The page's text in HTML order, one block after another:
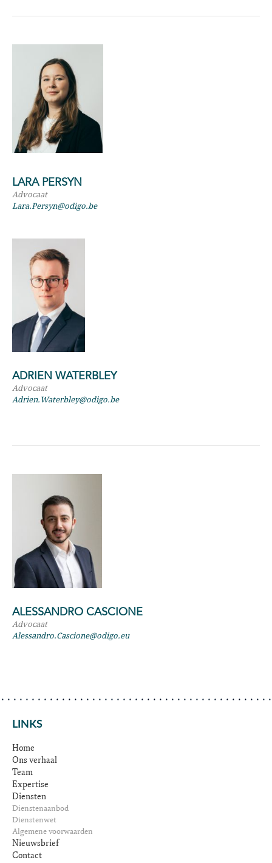
LARA PERSYN
Advocaat
Lara.Persyn@odigo.be
ADRIEN WATERBLEY
Advocaat
Adrien.Waterbley@odigo.be
ALESSANDRO CASCIONE
Advocaat
Alessandro.Cascione@odigo.eu
LINKS
Home
Ons verhaal
Team
Expertise
Diensten
Dienstenaanbod
Dienstenwet
Algemene voorwaarden
Nieuwsbrief
Contact